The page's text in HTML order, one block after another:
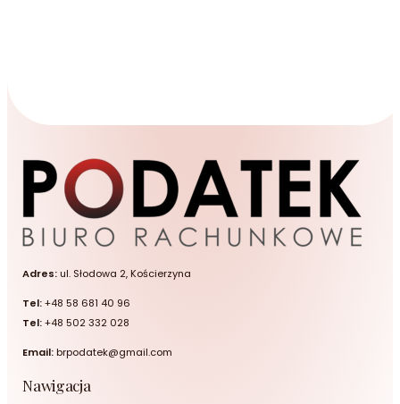
Adres:ul. Słodowa 2, Kościerzyna
Tel:+48 58 681 40 96
Tel:+48 502 332 028
Email:brpodatek@gmail.com
Nawigacja